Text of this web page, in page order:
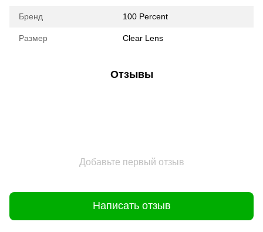
Бренд 100 Percent
Размер Clear Lens
Отзывы
Добавьте первый отзыв
Написать отзыв